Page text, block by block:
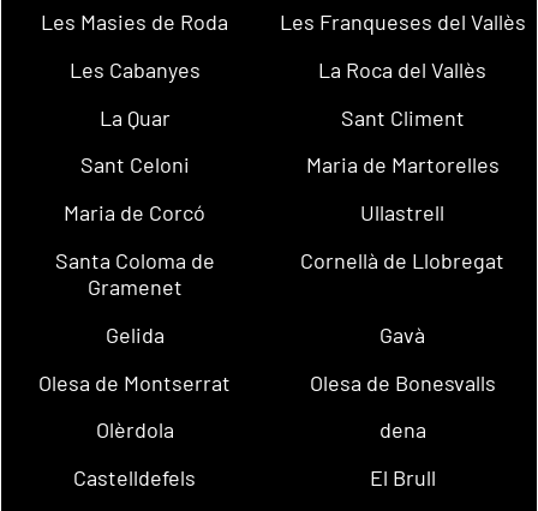
Les Masies de Roda
Les Franqueses del Vallès
Les Cabanyes
La Roca del Vallès
La Quar
Sant Climent
Sant Celoni
Maria de Martorelles
Maria de Corcó
Ullastrell
Santa Coloma de
Gramenet
Cornellà de Llobregat
Gelida
Gavà
Olesa de Montserrat
Olesa de Bonesvalls
Olèrdola
dena
Castelldefels
El Brull